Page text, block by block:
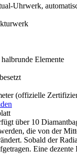
Uhrwerk,
Elemente
(offizielle
über 10
die von der
Sobald der
Eine